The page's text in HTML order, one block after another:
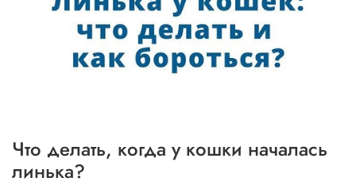
Что делать, когда у кошки началась
линька?